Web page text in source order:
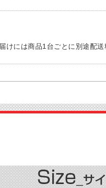
には商品1台ごとに別途配送